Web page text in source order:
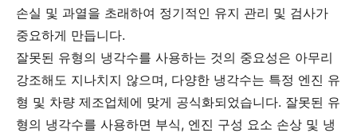
손실 및 과열을 초래하여 정기적인 유지 관리 및 검사가
중요하게 만듭니다.
잘못된 유형의 냉각수를 사용하는 것의 중요성은 아무리
강조해도 지나치지 않으며, 다양한 냉각수는 특정 엔진 유
형 및 차량 제조업체에 맞게 공식화되었습니다. 잘못된 유
형의 냉각수를 사용하면 부식, 엔진 구성 요소 손상 및 냉